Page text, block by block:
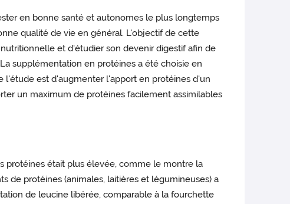
en bonne santé et autonomes le plus longtemps
qualité de vie en général. L'objectif de cette
et d'étudier son devenir digestif afin de
supplémentation en protéines a été choisie en
l'étude est d'augmenter l'apport en protéines d'un
un maximum de protéines facilement assimilables
protéines était plus élevée, comme le montre la
de protéines (animales, laitières et légumineuses) a
de leucine libérée, comparable à la fourchette